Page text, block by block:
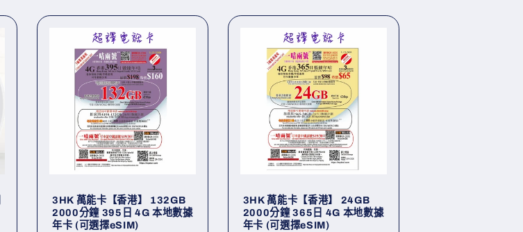
3HK 萬能卡【香港】 132GB
2000分鐘 395日 4G 本地數據
年卡 (可選擇eSIM)
3HK 萬能卡【香港】 24GB
2000分鐘 365日 4G 本地數據
年卡 (可選擇eSIM)